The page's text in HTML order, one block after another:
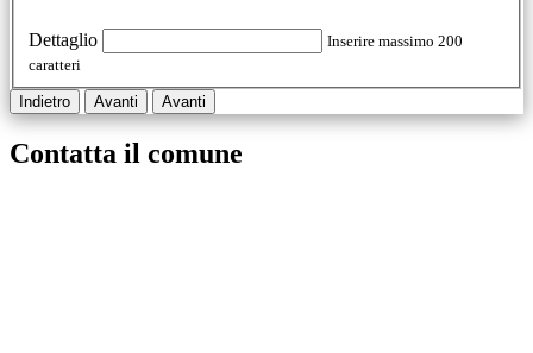
Dettaglio
Inserire massimo 200
caratteri
Indietro Avanti Avanti
Contatta il comune